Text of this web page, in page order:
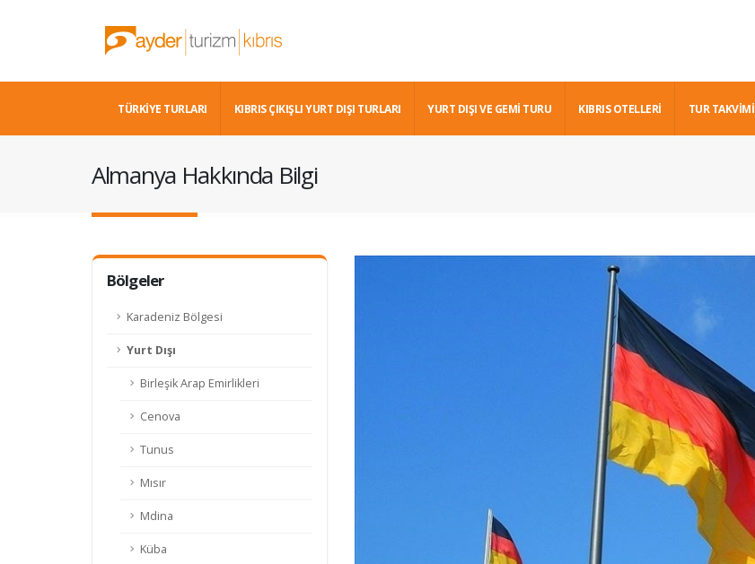
TÜRKİYE TURLARI KIBRIS ÇIKIŞLI YURT DIŞI TURLARI YURT DIŞI VE GEMI TURU KIBRIS OTELLERİ TUR TAKVİMİ
Almanya Hakkında Bilgi
Bölgeler
Karadeniz Bölgesi
Yurt Dışı
Birleşik Arap Emirlikleri
Cenova
Tunus
Mısır
Mdina
Küba